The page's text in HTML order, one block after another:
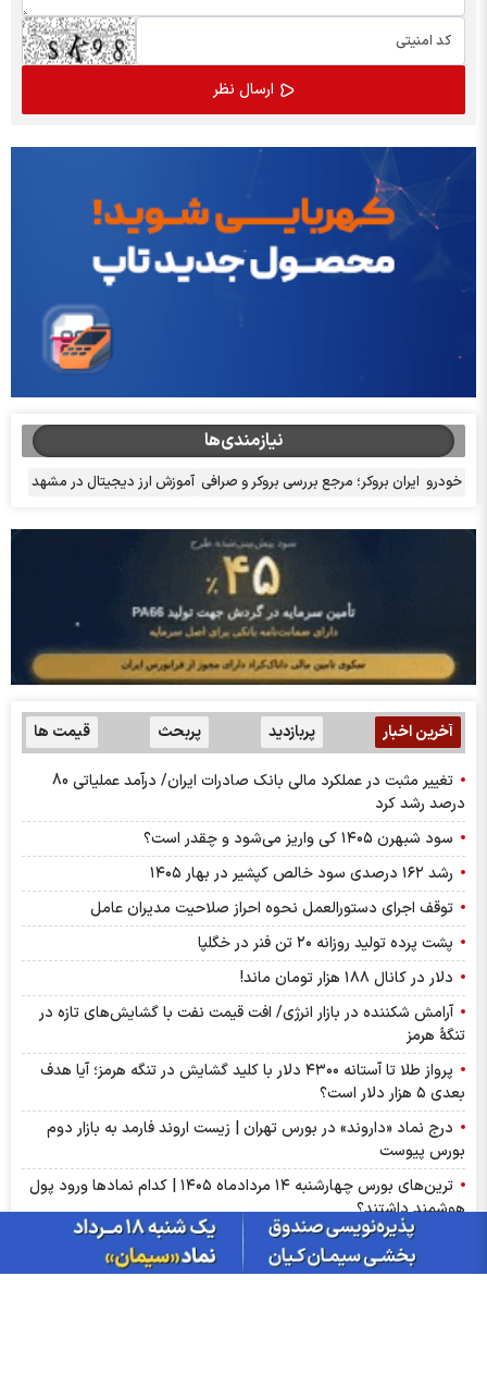
نیازمندی‌ها
خودرو ایران بروکر؛ مرجع بررسی بروکر و صرافی آموزش ارز دیجیتال در مشهد
آخرین اخبار پربازدید پربحث قیمت ها
تغییر مثبت در عملکرد مالی بانک صادرات ایران/ درآمد عملیاتی 80
درصد رشد کرد
سود شبهرن ۱۴۰۵ کی واریز می‌شود و چقدر است؟
رشد ۱۶۲ درصدی سود خالص کپشیر در بهار ۱۴۰۵
توقف اجرای دستورالعمل نحوه احراز صلاحیت مدیران عامل
پشت پرده تولید روزانه ۲۰ تن فنر در خگلپا
دلار در کانال ۱۸۸ هزار تومان ماند!
آرامش شکننده در بازار انرژی/ افت قیمت نفت با گشایش‌های تازه در
تنگۀ هرمز
پرواز طلا تا آستانه ۴۳۰۰ دلار با کلید گشایش در تنگه هرمز؛ آیا هدف
بعدی ۵ هزار دلار است؟
درج نماد «داروند» در بورس تهران | زیست اروند فارمد به بازار دوم
بورس پیوست
ترین‌های بورس چهارشنبه ۱۴ مردادماه ۱۴۰۵ | کدام نماد‌ها ورود پول
هوشمند داشتند؟
گزارش ماهانه صنعت روانکار تیر ۱۴۰۵ | موفقیت چهار شرکت در ثبت
رکورد تاریخی